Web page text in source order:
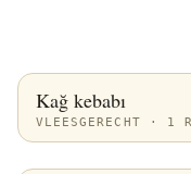
Kağ kebabı
VLEESGERECHT · 1